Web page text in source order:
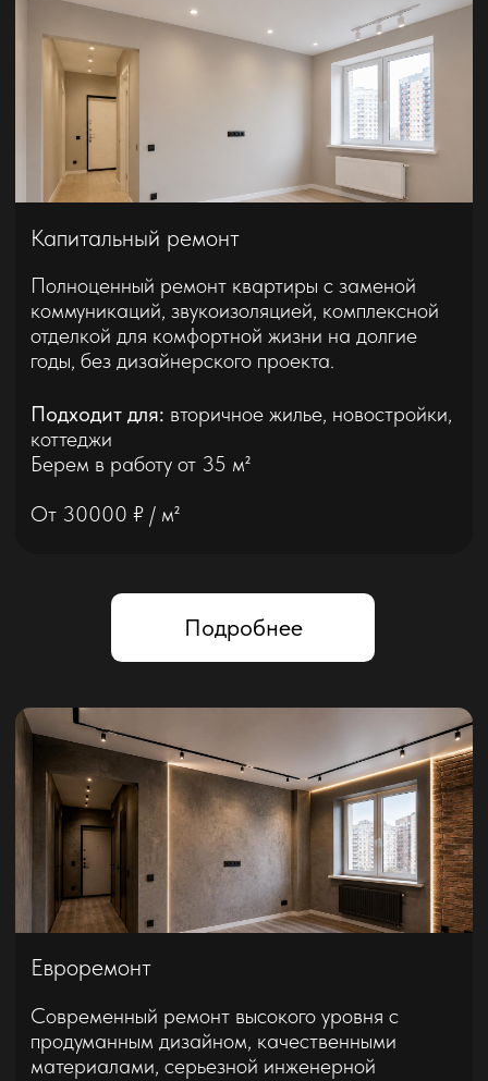
Подходит для:вторичное жилье,
новостройки, коттеджи
Берем в работу от 35 м²
От 35000 ₽ / м²
Короткие видео
Минималистичный интерьер
с линейным освещением